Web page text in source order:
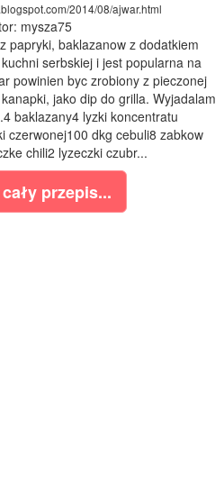
2014/08/ajwar.html
mysza75
papryki, baklazanow z dodatkiem
serbskiej i jest popularna na
powinien byc zrobiony z pieczonej
jako dip do grilla. Wyjadalam
baklazany4 lyzki koncentratu
czerwonej100 dkg cebuli8 zabkow
chili2 lyzeczki czubr...
przepis...